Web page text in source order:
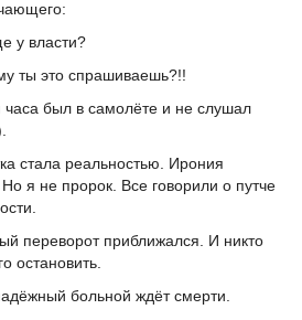
у власти?
ты это спрашиваешь?!!
был в самолёте и не слушал
стала реальностью. Ирония
я не пророк. Все говорили о путче
переворот приближался. И никто
остановить.
больной ждёт смерти.